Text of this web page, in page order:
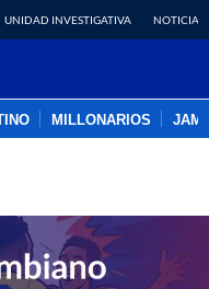
UNIDAD INVESTIGATIVA NOTICIAS
MILLONARIOS